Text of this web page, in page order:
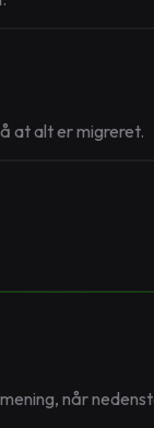
at alt er migreret.
når